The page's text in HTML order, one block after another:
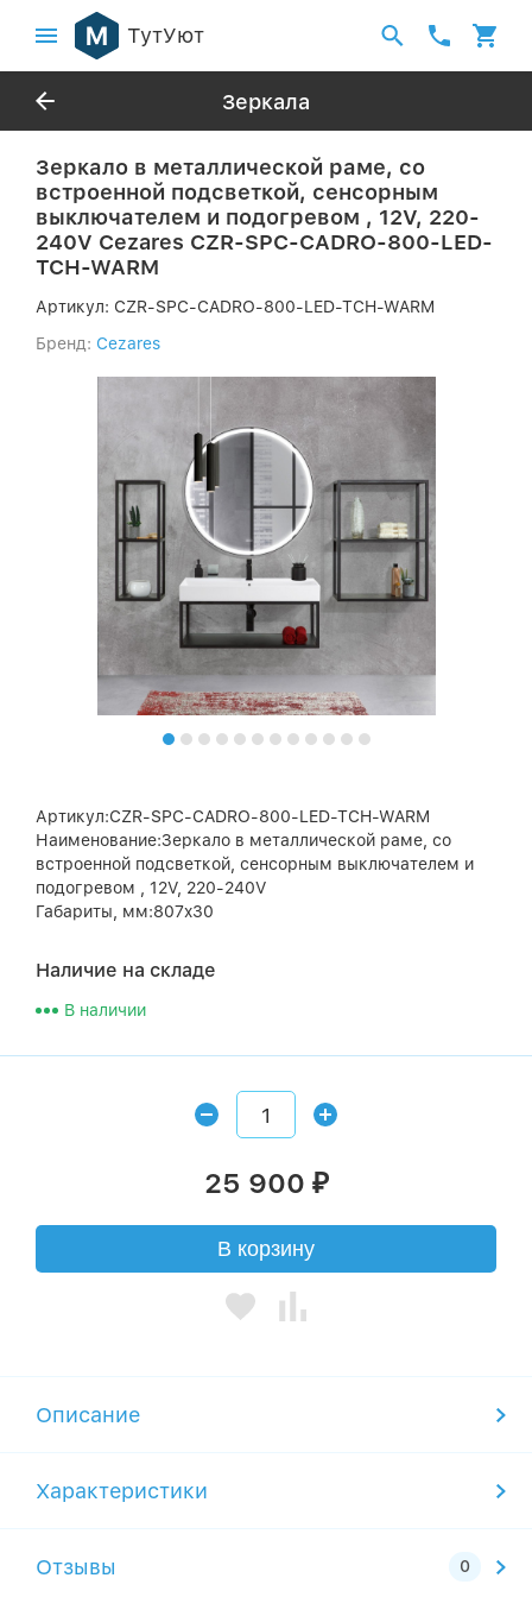
ТутУют
Зеркала
Зеркало в металлической раме, со
встроенной подсветкой, сенсорным
выключателем и подогревом , 12V, 220-
240V Cezares CZR-SPC-CADRO-800-LED-
TCH-WARM
Артикул: CZR-SPC-CADRO-800-LED-TCH-WARM
Бренд: Cezares
Артикул:CZR-SPC-CADRO-800-LED-TCH-WARM
Наименование:Зеркало в металлической раме, со
встроенной подсветкой, сенсорным выключателем и
подогревом , 12V, 220-240V
Габариты, мм:807x30
Наличие на складе
В наличии
25 900 ₽
В корзину
Описание
Характеристики
Отзывы